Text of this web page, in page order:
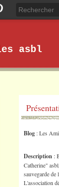
asbl
Blog : Les
Description :
Catherine"
sauvegarde
L'association